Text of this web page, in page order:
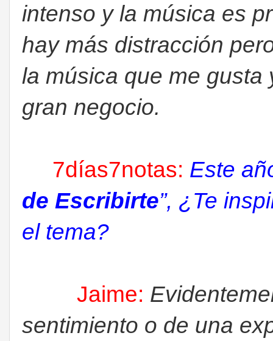
intenso y la música es
hay más distracción
la música que me
gran negocio.
7días7notas: Este
de Escribirte”, ¿Te
el tema?
Jaime:
sentimiento o de una